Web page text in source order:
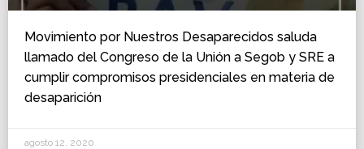
Movimiento por Nuestros Desaparecidos saluda
llamado del Congreso de la Unión a Segob y SRE a
cumplir compromisos presidenciales en materia de
desaparición
agosto 12, 2020